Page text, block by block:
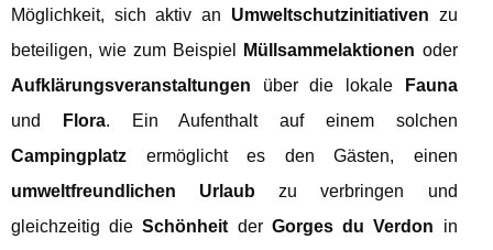
Möglichkeit, sich aktiv an Umweltschutzinitiativen zu
beteiligen, wie zum Beispiel
Müllsammelaktionen oder
Aufklärungsveranstaltungen über die lokale
Fauna
und
Flora. Ein Aufenthalt auf einem solchen
Campingplatz ermöglicht es den Gästen, einen
umweltfreundlichen Urlaub zu verbringen und
gleichzeitig dieSchönheit der Gorges du Verdon in